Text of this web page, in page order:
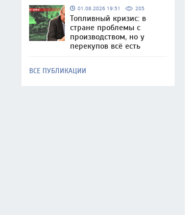
01.08.2026 19:51 205
Топливный кризис: в
стране проблемы с
производством, но у
перекупов всё есть
ВСЕ ПУБЛИКАЦИИ